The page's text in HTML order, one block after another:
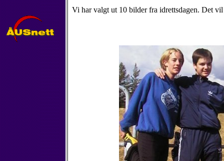
Vi har valgt ut 10 bilder fra idrettsdagen. Det